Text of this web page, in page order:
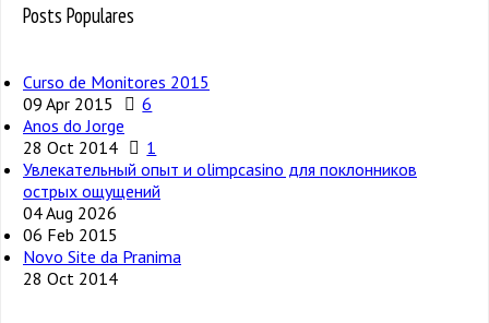
Posts Populares
Curso de Monitores 2015
09 Apr 2015
6
Anos do Jorge
28 Oct 2014
1
Увлекательный опыт и olimpcasino для поклонников
острых ощущений
04 Aug 2026
06 Feb 2015
Novo Site da Pranima
28 Oct 2014